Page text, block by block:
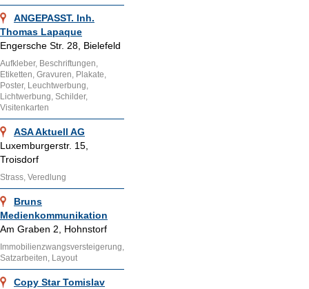
ANGEPASST. Inh.
Thomas Lapaque
Engersche Str. 28, Bielefeld
Aufkleber, Beschriftungen,
Etiketten, Gravuren, Plakate,
Poster, Leuchtwerbung,
Lichtwerbung, Schilder,
Visitenkarten
ASA Aktuell AG
Luxemburgerstr. 15,
Troisdorf
Strass, Veredlung
Bruns
Medienkommunikation
Am Graben 2, Hohnstorf
Immobilienzwangsversteigerung,
Satzarbeiten, Layout
Copy Star Tomislav